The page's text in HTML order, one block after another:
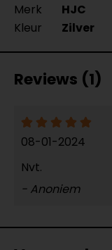
Merk
HJC
Kleur
Zilver
Reviews (1)
08-01-2024
Nvt.
- Anoniem